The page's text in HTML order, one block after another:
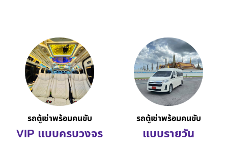
รถตู้เช่าพร้อมคนขับ
VIP แบบครบวงจร
รถตู้เช่าพร้อมคนขับ
แบบรายวัน